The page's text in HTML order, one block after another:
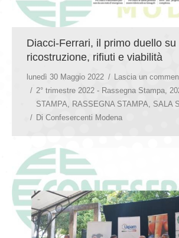
Diacci-Ferrari, il primo duello su
ricostruzione, rifiuti e viabilità
lunedì 30 Maggio 2022
Lascia un
2° trimestre 2022 - Rassegna Stampa,
STAMPA, RASSEGNA STAMPA, SALA
Di Confesercenti Modena